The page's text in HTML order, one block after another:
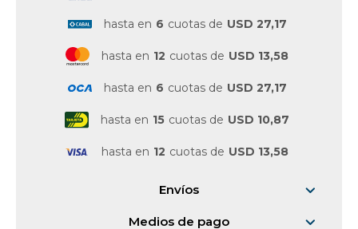
hasta en 6 cuotas de USD 27,17
hasta en 12 cuotas de USD 13,58
hasta en 6 cuotas de USD 27,17
hasta en 15 cuotas de USD 10,87
hasta en 12 cuotas de USD 13,58
Envíos
Medios de pago
Vestimenta y calzado